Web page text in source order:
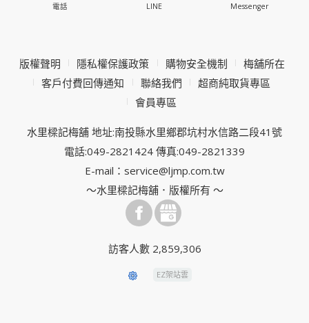
電話 LINE Messenger
版權聲明 隱私權保護政策 購物安全機制
梅舖所在
客戶付費回傳通知
聯絡我們
超商純取貨專區
會員專區
水里樑記梅舖 地址:南投縣水里鄉郡坑村水信路二段41號
電話:049-2821424 傳真:049-2821339
E-mail：service@ljmp.com.tw
～水里樑記梅舖．版權所有 ～
訪客人數 2,859,306
EZ架站雲